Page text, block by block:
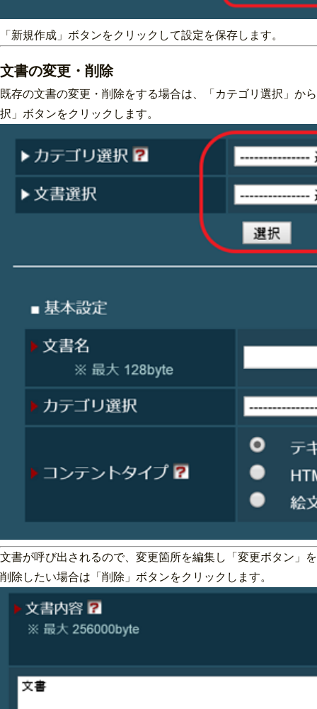
「新規作成」ボタンをクリックして設定を保存します。
文書の変更・削除
既存の文書の変更・削除をする場合は、「カテゴリ選択」か
択」ボタンをクリックします。
文書が呼び出されるので、変更箇所を編集し「変更ボタン」
削除したい場合は「削除」ボタンをクリックします。